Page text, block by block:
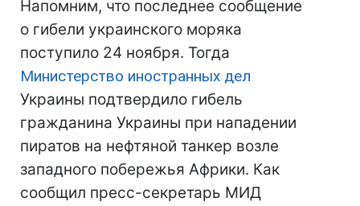
Напомним, что последнее сообщение
о гибели украинского моряка
поступило 24 ноября. Тогда
Министерство иностранных дел
Украины подтвердило гибель
гражданина Украины при нападении
пиратов на нефтяной танкер возле
западного побережья Африки. Как
сообщил пресс-секретарь МИД